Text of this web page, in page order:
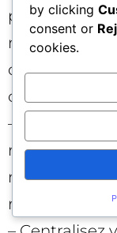
publicitaires
méthode : à
des clics, à
confiance
– Favorisez
réellement
mesures
retours
by clicking
consent or
cookies.